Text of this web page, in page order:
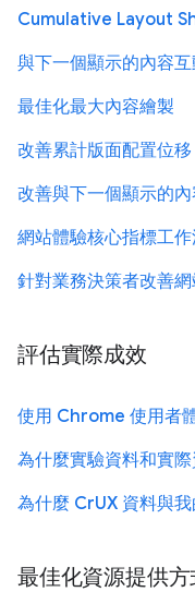
Cumulative Layout
與下一個顯示的內容互
最佳化最大內容繪製
改善累計版面配置位移
改善與下一個顯示的
網站體驗核心指標工
針對業務決策者改善
評估實際成效
使用 Chrome 使用者
為什麼實驗資料和實
為什麼 CrUX 資料與
最佳化資源提供方